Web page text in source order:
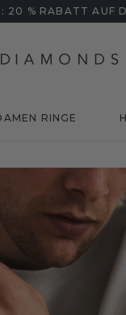
20 % RABATT AUF
RINGE